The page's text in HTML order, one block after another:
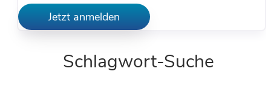
Jetzt anmelden
Schlagwort-Suche